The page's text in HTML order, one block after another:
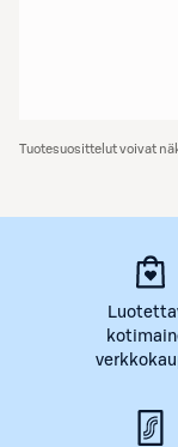
Tuotesuosittelut voivat